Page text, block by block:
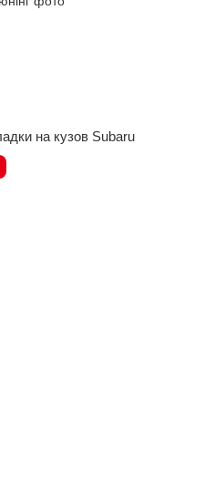
на кузов Subaru